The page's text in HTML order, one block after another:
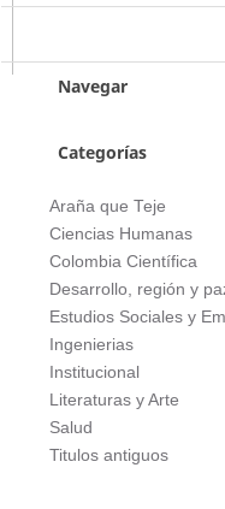
Navegar
Categorías
Araña que Teje
Ciencias Humanas
Colombia Científica
Desarrollo, región y
Estudios Sociales y
Ingenierias
Institucional
Literaturas y Arte
Salud
Titulos antiguos